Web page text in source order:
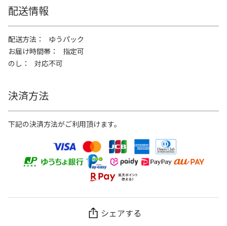
配送情報
配送方法
ゆうパック
お届け時間帯
指定可
のし
対応不可
決済方法
下記の決済方法がご利用頂けます。
シェアする